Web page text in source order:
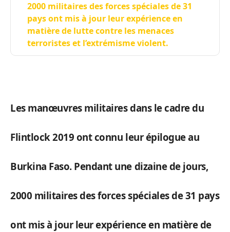
2000 militaires des forces spéciales de 31
pays ont mis à jour leur expérience en
matière de lutte contre les menaces
terroristes et l’extrémisme violent.
Les manœuvres militaires dans le cadre du
Flintlock 2019 ont connu leur épilogue au
Burkina Faso. Pendant une dizaine de jours,
2000 militaires des forces spéciales de 31 pays
ont mis à jour leur expérience en matière de